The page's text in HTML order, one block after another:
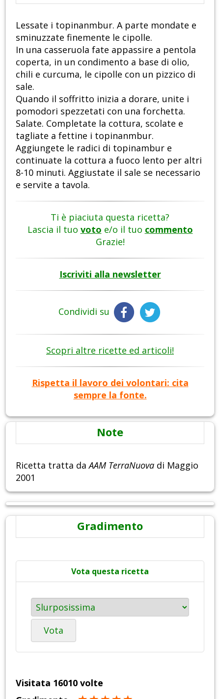
Lessate i topinanmbur. A parte mondate e
sminuzzate finemente le cipolle.
In una casseruola fate appassire a pentola
coperta, in un condimento a base di olio,
chili e curcuma, le cipolle con un pizzico di
sale.
Quando il soffritto inizia a dorare, unite i
pomodori spezzetati con una forchetta.
Salate. Completate la cottura, scolate e
tagliate a fettine i topinanmbur.
Aggiungete le radici di topinambur e
continuate la cottura a fuoco lento per altri
8-10 minuti. Aggiustate il sale se necessario
e servite a tavola.
Ti è piaciuta questa ricetta?
Lascia il tuo voto e/o il tuo commento
Grazie!
Iscriviti alla newsletter
Condividi su
Scopri altre ricette ed articoli!
Rispetta il lavoro dei volontari: cita
sempre la fonte.
Note
Ricetta tratta daAAM TerraNuova di Maggio
2001
Gradimento
Vota questa ricetta
Vota
Visitata 16010 volte